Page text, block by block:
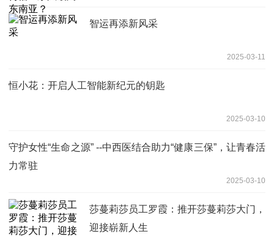
智运再添新风采
2025-03-11
恒小花：开启人工智能新纪元的钥匙
2025-03-10
守护女性“生命之源” --中西医结合助力“健康三保”，让青春活
力常驻
2025-03-10
莎蔓莉莎员工罗霞：推开莎蔓莉莎大门，
迎接崭新人生